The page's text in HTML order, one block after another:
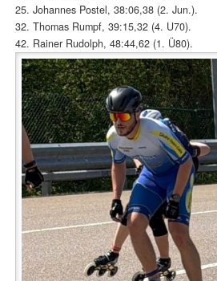
25. Johannes Postel, 38:06,38 (2. Jun.).
32. Thomas Rumpf, 39:15,32 (4. U70).
42. Rainer Rudolph, 48:44,62 (1. Ü80).